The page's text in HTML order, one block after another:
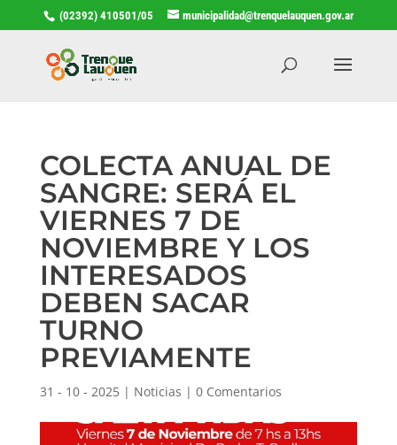
(02392) 410501/05 municipalidad@trenquelauquen.gov.ar
COLECTA ANUAL DE
SANGRE: SERÁ EL
VIERNES 7 DE
NOVIEMBRE Y LOS
INTERESADOS
DEBEN SACAR
TURNO
PREVIAMENTE
31 - 10 - 2025| Noticias | 0 Comentarios